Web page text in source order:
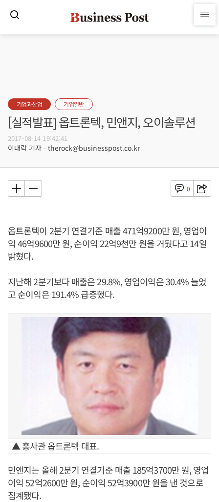
기업과산업 기업일반
[실적발표] 옵트론텍, 민앤지, 오이솔루션
2017-08-14 19:42:41
이대락 기자 - therock@businesspost.co.kr
0
옵트론텍이 2분기 연결기준 매출 471억9200만 원, 영업이
익 46억9600만 원, 순이익 22억9천만 원을 거뒀다고 14일
밝혔다.
지난해 2분기보다 매출은 29.8%, 영업이익은 30.4% 늘었
고 순이익은 191.4% 급증했다.
▲ 홍사관 옵트론텍 대표.
민앤지는 올해 2분기 연결기준 매출 185억3700만 원, 영업
이익 52억2600만 원, 순이익 52억3900만 원을 낸 것으로
집계됐다.